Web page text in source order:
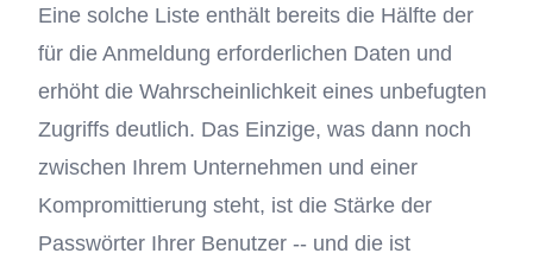
Eine solche Liste enthält bereits die Hälfte der
für die Anmeldung erforderlichen Daten und
erhöht die Wahrscheinlichkeit eines unbefugten
Zugriffs deutlich. Das Einzige, was dann noch
zwischen Ihrem Unternehmen und einer
Kompromittierung steht, ist die Stärke der
Passwörter Ihrer Benutzer -- und die ist